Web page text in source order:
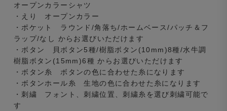
オープンカラーシャツ
・えり オープンカラー
・ポケット ラウンド/角落ち/ホームベース/パッチ＆フ
ラップ/なし からお選びいただけます
・ボタン 貝ボタン5種/樹脂ボタン(10mm)8種/水牛調
樹脂ボタン(15mm)6種 からお選びいただけます
・ボタン糸 ボタンの色に合わせた糸になります
・ボタンホール糸 生地の色に合わせた糸になります
・刺繍 フォント、刺繍位置、刺繍糸を選び刺繍可能で
す